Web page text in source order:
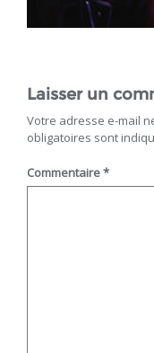
Laisser un
Votre adresse e-mail
obligatoires sont
Commentaire*